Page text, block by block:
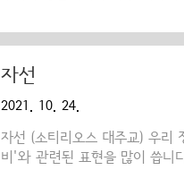
죄에 대한 용서의 내용을 기도
지른 죄들의 빚을 하느님께서
그 내용이 나옵니다. 그리고 매
자선
2021. 10. 24.
자선 (소티리오스 대주교) 우리
비'와 관련된 표현을 많이 씁니